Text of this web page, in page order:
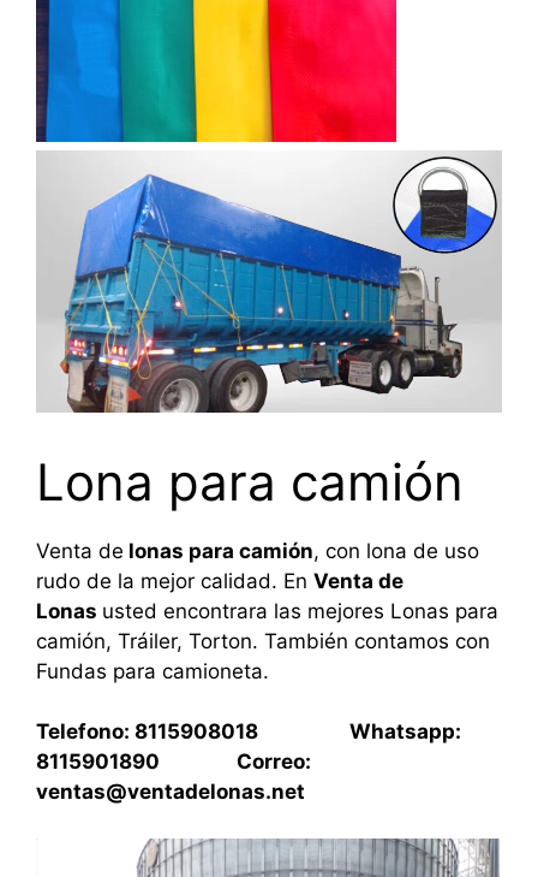
Lona para camión
Venta de lonas para camión, con lona de uso
rudo de la mejor calidad. En Venta de
Lonas usted encontrara las mejores Lonas para
camión, Tráiler, Torton. También contamos con
Fundas para camioneta.
Telefono: 8115908018 Whatsapp:
8115901890 Correo:
ventas@ventadelonas.net